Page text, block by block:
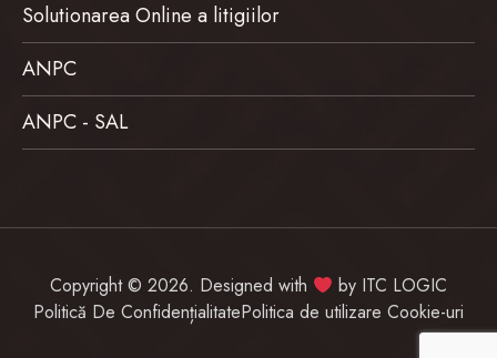
Solutionarea Online a litigiilor
ANPC
ANPC - SAL
Copyright © 2026. Designed with by ITC LOGIC
Politică De ConfidențialitatePolitica de utilizare Cookie-uri